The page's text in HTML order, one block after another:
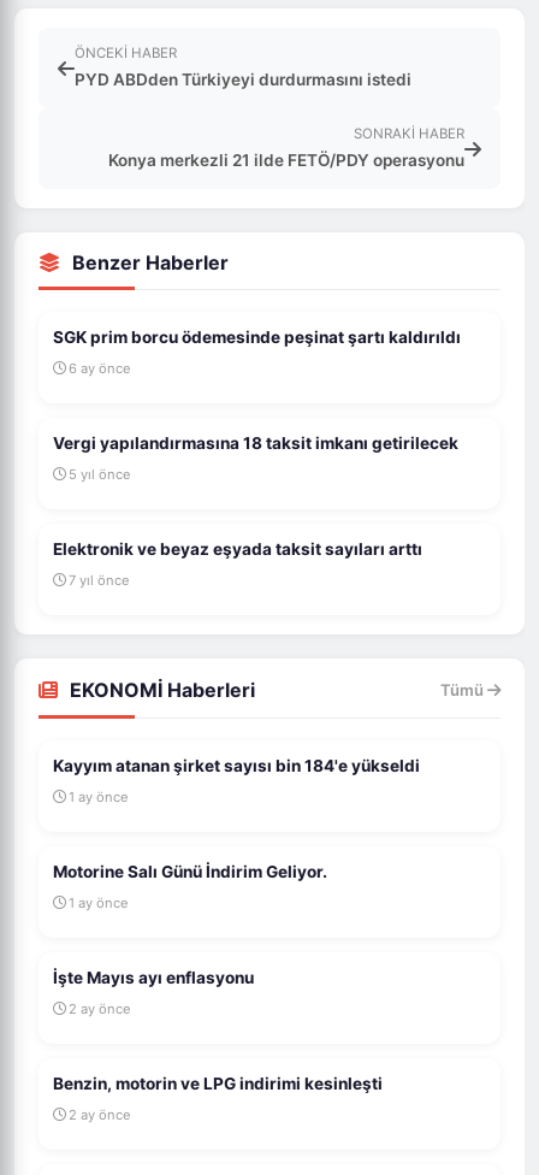
ÖNCEKI HABER
PYD ABDden Türkiyeyi durdurmasını istedi
SONRAKI HABER
Konya merkezli 21 ilde FETÖ/PDY operasyonu
Benzer Haberler
SGK prim borcu ödemesinde peşinat şartı kaldırıldı
6 ay önce
Vergi yapılandırmasına 18 taksit imkanı getirilecek
5 yıl önce
Elektronik ve beyaz eşyada taksit sayıları arttı
7 yıl önce
EKONOMİ Haberleri Tümü
Kayyım atanan şirket sayısı bin 184'e yükseldi
1 ay önce
Motorine Salı Günü İndirim Geliyor.
1 ay önce
İşte Mayıs ayı enflasyonu
2 ay önce
Benzin, motorin ve LPG indirimi kesinleşti
2 ay önce